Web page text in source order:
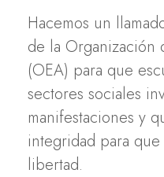
Hacemos un
de la Organización
(OEA) para que
sectores sociales
manifestaciones y
integridad para
libertad.